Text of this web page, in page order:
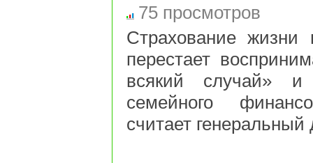
75 просмотров
Страхование жизни
перестает
всякий случай» и
семейного
считает генеральный